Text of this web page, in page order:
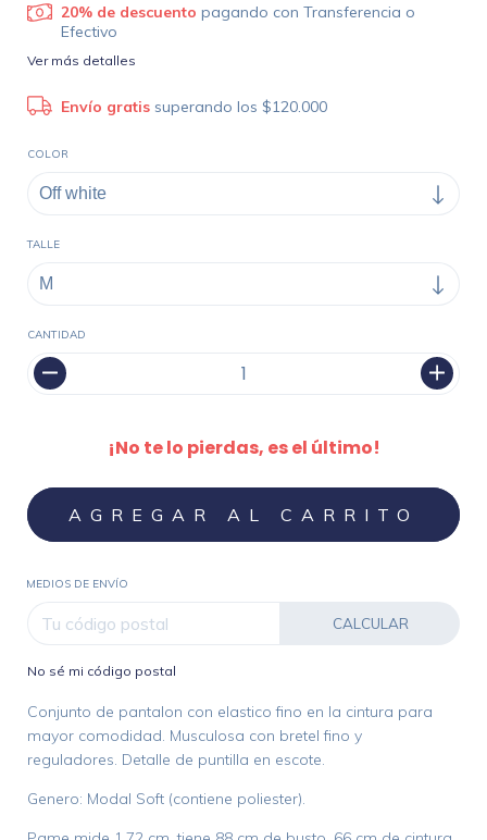
20% de descuento pagando con Transferencia o
Efectivo
Ver más detalles
Envío gratis superando los$120.000
COLOR
TALLE
CANTIDAD
¡No te lo pierdas, es el último!
MEDIOS DE ENVÍO
CALCULAR
No sé mi código postal
Conjunto de pantalon con elastico fino en la cintura para
mayor comodidad. Musculosa con bretel fino y
reguladores. Detalle de puntilla en escote.
Genero: Modal Soft (contiene poliester).